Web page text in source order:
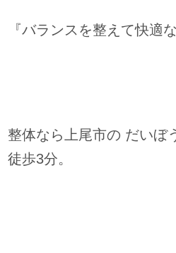
『バランスを整えて快適
整体なら上尾市の だいぼ
徒歩3分。